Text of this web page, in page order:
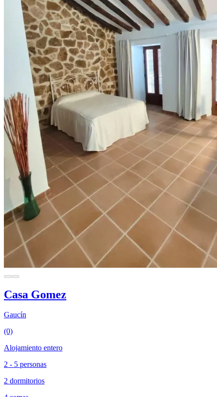
Casa Gomez
Gaucín
(0)
Alojamiento entero
2 - 5 personas
2 dormitorios